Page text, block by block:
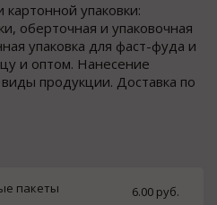
упаковки:
оберточная и упаковочная
упаковка для фаст-фуда и
и оптом. Нанесение
виды продукции. Доставка по
пакеты 6.00 руб.